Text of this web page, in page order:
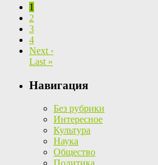
1
2
3
4
Next ›
Last »
Навигация
Без рубрики
Интересное
Культура
Наука
Общество